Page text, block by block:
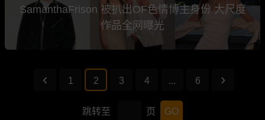
SamanthaFrison 被扒出OF色情博主身份 大尺度
作品全网曝光
1 2 3 4 ... 6
跳转至 页 GO